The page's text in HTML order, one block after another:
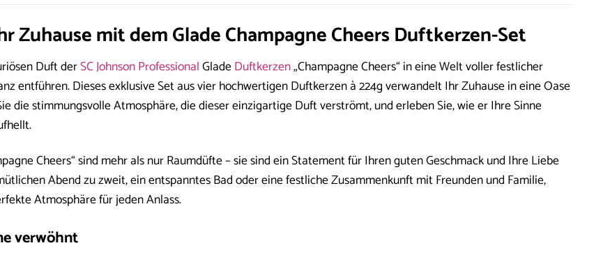
Zuhause mit dem Glade Champagne Cheers Duftkerzen-Set
Duft derSC Johnson ProfessionalGladeDuftkerzen„Champagne Cheers“ in eine Welt voller festlicher
entführen. Dieses exklusive Set aus vier hochwertigen Duftkerzen à 224g verwandelt Ihr Zuhause in eine Oase
die stimmungsvolle Atmosphäre, die dieser einzigartige Duft verströmt, und erleben Sie, wie er Ihre Sinne
Cheers“ sind mehr als nur Raumdüfte – sie sind ein Statement für Ihren guten Geschmack und Ihre Liebe
Abend zu zweit, ein entspanntes Bad oder eine festliche Zusammenkunft mit Freunden und Familie,
Atmosphäre für jeden Anlass.
verwöhnt